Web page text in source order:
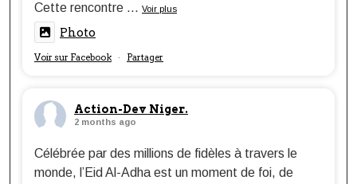
Cette rencontre ... Voir plus
Photo
Voir sur Facebook · Partager
Action-Dev Niger.
2 months ago
Célébrée par des millions de fidèles à travers le
monde, l’Eid Al-Adha est un moment de foi, de